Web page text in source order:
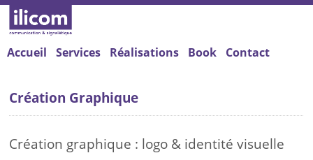
Accueil Services Réalisations Book Contact
Création Graphique
Création graphique : logo & identité visuelle